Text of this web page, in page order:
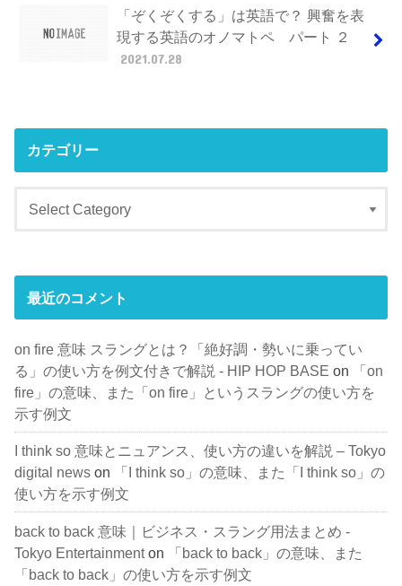
「ぞくぞくする」は英語で？ 興奮を表
現する英語のオノマトペ パート ２
2021.07.28
カテゴリー
最近のコメント
on fire 意味 スラングとは？「絶好調・勢いに乗ってい
る」の使い方を例文付きで解説 - HIP HOP BASE on
「on
fire」の意味、また「on fire」というスラングの使い方を
示す例文
I think so 意味とニュアンス、使い方の違いを解説 – Tokyo
digital news on
「I think so」の意味、また「I think so」の
使い方を示す例文
back to back 意味｜ビジネス・スラング用法まとめ -
Tokyo Entertainmenton
「back to back」の意味、また
「back to back」の使い方を示す例文